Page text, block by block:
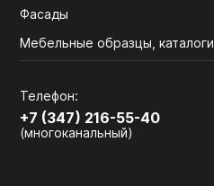
Фасады
Мебельные образцы, каталоги
Телефон:
+7 (347) 216-55-40
(многоканальный)